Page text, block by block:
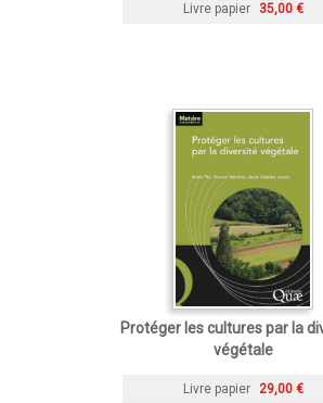
Livre papier 35,00 €
Protéger les cultures par la
végétale
Livre papier 29,00 €